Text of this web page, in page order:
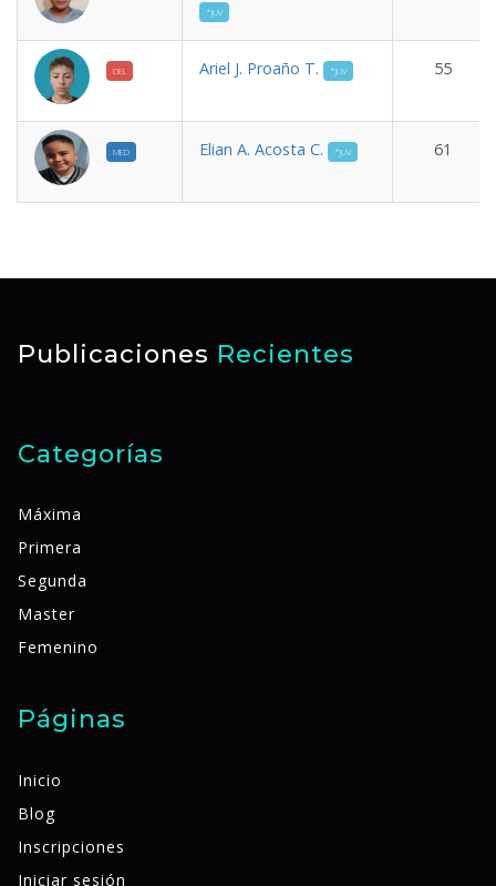
*JUV
DEL Ariel J. Proaño T. *JUV 55
MED Elian A. Acosta C. *JUV 61
Publicaciones Recientes
Categorías
Máxima
Primera
Segunda
Master
Femenino
Páginas
Inicio
Blog
Inscripciones
Iniciar sesión